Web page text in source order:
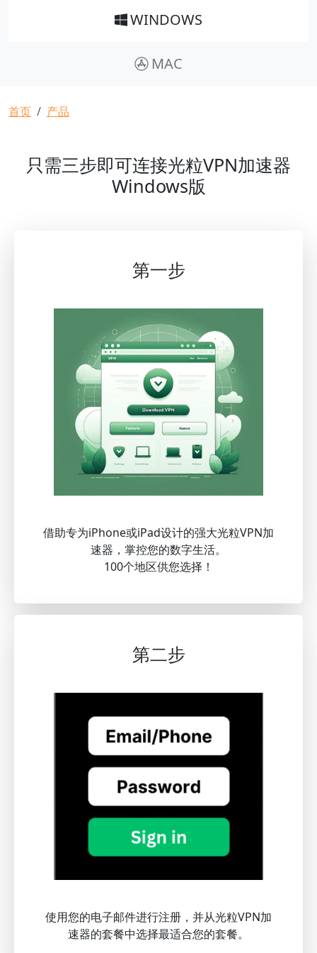
WINDOWS
MAC
面包屑
首页 产品
只需三步即可连接光粒VPN加速器
Windows版
第一步
借助专为iPhone或iPad设计的强大光粒VPN加
速器，掌控您的数字生活。
100个地区供您选择！
第二步
使用您的电子邮件进行注册，并从光粒VPN加
速器的套餐中选择最适合您的套餐。